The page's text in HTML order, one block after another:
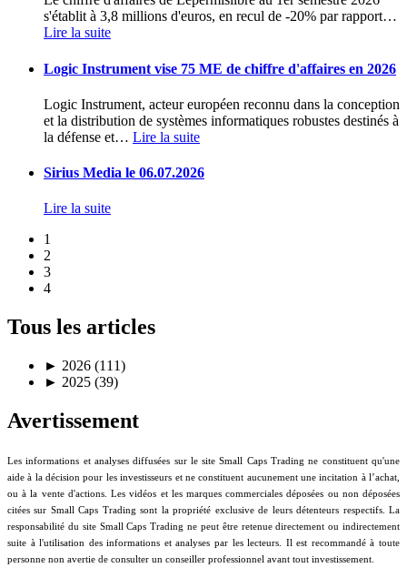
s'établit à 3,8 millions d'euros, en recul de -20% par rapport…
Lire la suite
Logic Instrument vise 75 ME de chiffre d'affaires en 2026
Logic Instrument, acteur européen reconnu dans la conception
et la distribution de systèmes informatiques robustes destinés à
la défense et… Lire la suite
Sirius Media le 06.07.2026
Lire la suite
1
2
3
4
Tous les articles
► 2026 (111)
► 2025 (39)
Avertissement
Les informations et analyses diffusées sur le site Small Caps Trading ne constituent qu'une
aide à la décision pour les investisseurs et ne constituent aucunement une incitation à l’achat,
ou à la vente d'actions. Les vidéos et les marques commerciales déposées ou non déposées
citées sur Small Caps Trading sont la propriété exclusive de leurs détenteurs respectifs. La
responsabilité du site Small Caps Trading ne peut être retenue directement ou indirectement
suite à l'utilisation des informations et analyses par les lecteurs. Il est recommandé à toute
personne non avertie de consulter un conseiller professionnel avant tout investissement.